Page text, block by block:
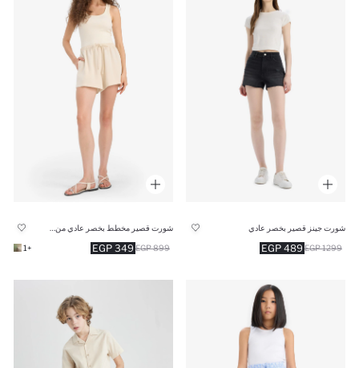
شورت جينز قصير بخصر عادي
489 EGP 1299 EGP
349 EGP 899 EGP
+1